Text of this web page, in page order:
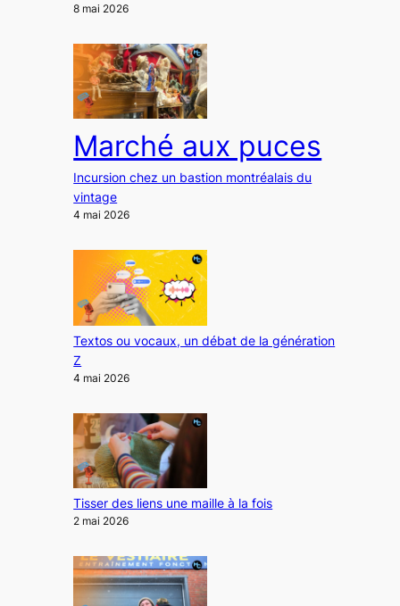
8 mai 2026
Marché aux puces
Incursion chez un bastion montréalais du
vintage
4 mai 2026
Textos ou vocaux, un débat de la génération
Z
4 mai 2026
Tisser des liens une maille à la fois
2 mai 2026